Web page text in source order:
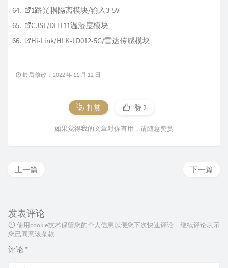
1路光耦隔离模块/输入3-5V
CJSL/DHT11温湿度模块
Hi-Link/HLK-LD012-5G/雷达传感模块
最后修改：2022 年 11 月 12 日
打赏 赞2
如果觉得我的文章对你有用，请随意赞赏
下一篇
上一篇
发表评论
使用cookie技术保留您的个人信息以便您下次快速评论，继续评论表示
您已同意该条款
评论 *